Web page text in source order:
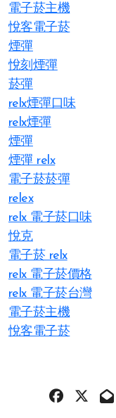
電子菸主機
悅客電子菸
煙彈
悅刻煙彈
菸彈
relx煙彈口味
relx煙彈
煙彈
煙彈 relx
電子菸菸彈
relex
relx 電子菸口味
悅克
電子菸 relx
relx 電子菸價格
relx 電子菸台灣
電子菸主機
悅客電子菸